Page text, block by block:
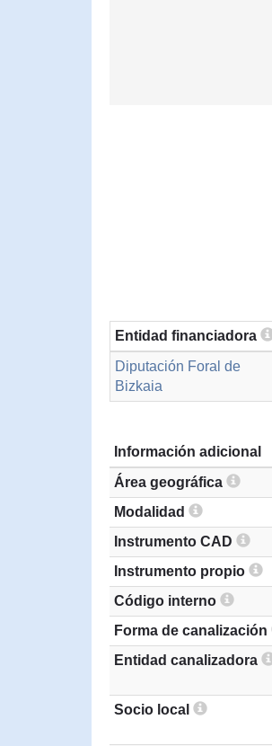
Entidad financiadora
Diputación Foral de
Bizkaia
Información adicional
Área geográfica
Modalidad
Instrumento CAD
Instrumento propio
Código interno
Forma de canalización
Entidad canalizadora
Socio local